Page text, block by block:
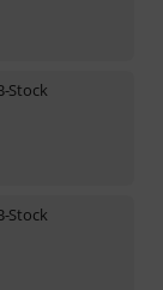
Stock
Stock